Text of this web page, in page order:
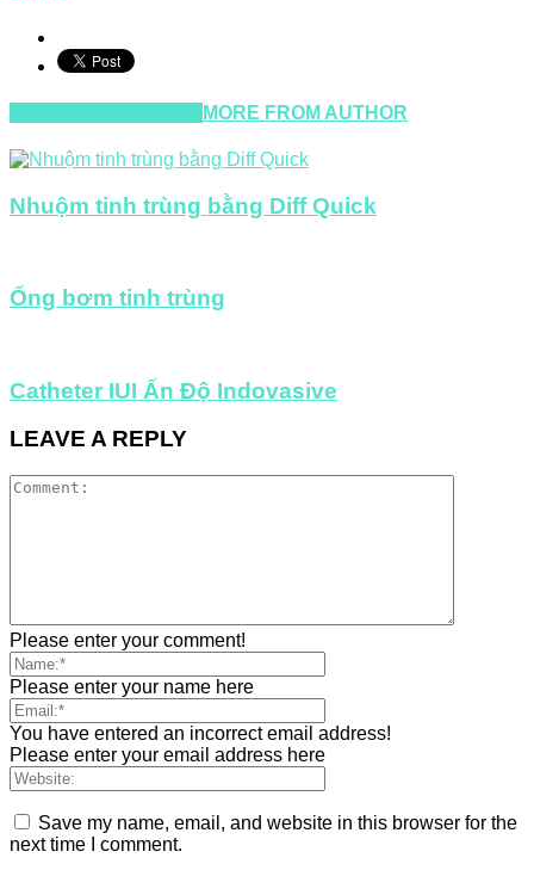
MORE FROM AUTHOR
Nhuộm tinh trùng bằng Diff Quick
Ống bơm tinh trùng
Catheter IUI Ấn Độ Indovasive
LEAVE A REPLY
Please enter your comment!
Please enter your name here
You have entered an incorrect email address!
Please enter your email address here
Save my name, email, and website in this browser for the
next time I comment.